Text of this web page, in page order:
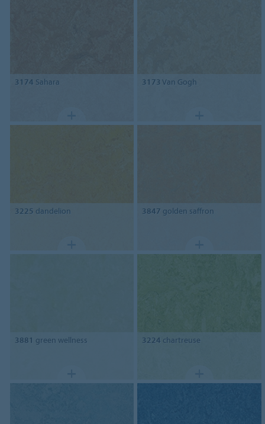
3174 Sahara 3173 Van Gogh
3225 dandelion 3847 golden saffron
3881 green wellness 3224 chartreuse